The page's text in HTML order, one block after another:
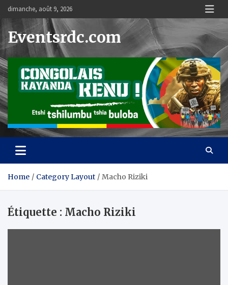
Skip
content
dimanche, août 9, 2026
Eventsrdc.com
Home Category Layout Macho Riziki
Étiquette : Macho Riziki